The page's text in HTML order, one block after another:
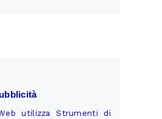
utilizza Strumenti di